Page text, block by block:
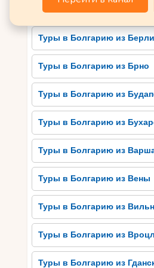
Культурное
музеев
Болгария имеет
наследие, охватывающее
древними цивилизациями,
римляне и греки. В
увидеть руины древних
археологических
Римский театр, датируемый
Болгарии также есть
предлагающие уникальную
ознакомиться с богатой
примеру, Национальный
Раннее бронирование
Туры в Болгарию из
Туры в Болгарию из Брно
Туры в Болгарию из
Туры в Болгарию из
Туры в Болгарию из
Туры в Болгарию из Вены
Туры в Болгарию из
Туры в Болгарию из
Туры в Болгарию из